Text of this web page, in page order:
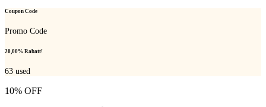
Coupon Code
Promo Code
20,00% Rabatt!
63 used
10% OFF